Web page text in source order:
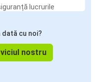
lucrurile
cu noi?
nostru